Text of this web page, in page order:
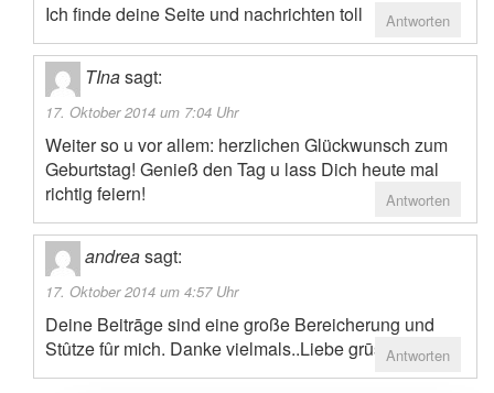
Ich finde deine Seite und nachrichten toll Antworten
TInasagt:
17. Oktober 2014 um 7:04 Uhr
Weiter so u vor allem: herzlichen Glückwunsch zum
Geburtstag! Genieß den Tag u lass Dich heute mal
richtig feiern!
Antworten
andreasagt:
17. Oktober 2014 um 4:57 Uhr
Deine Beitrāge sind eine große Bereicherung und
Stûtze fûr mich. Danke vielmals..Liebe grūsseAntworten